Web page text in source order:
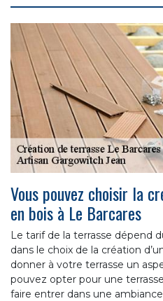
Vous pouvez choisir la
en bois à Le Barcares
Le tarif de la terrasse dépend
dans le choix de la création
donner à votre terrasse un
pouvez opter pour une
faire entrer dans une